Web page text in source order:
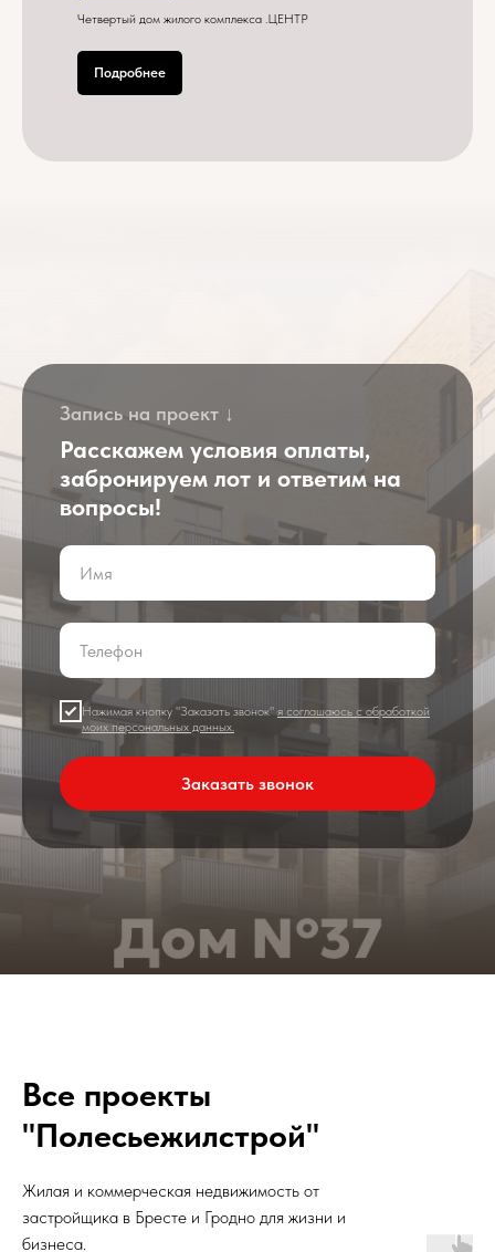
Четвертый дом жилого комплекса .ЦЕНТР
Подробнее
Запись на проект ↓
Расскажем условия оплаты,
забронируем лот и ответим на
вопросы!
Нажимая кнопку "Заказать звонок" я соглашаюсь с обработкой
моих персональных данных.
Заказать звонок
Все проекты
"Полесьежилстрой"
Жилая и коммерческая недвижимость от
застройщика в Бресте и Гродно для жизни и
бизнеса.